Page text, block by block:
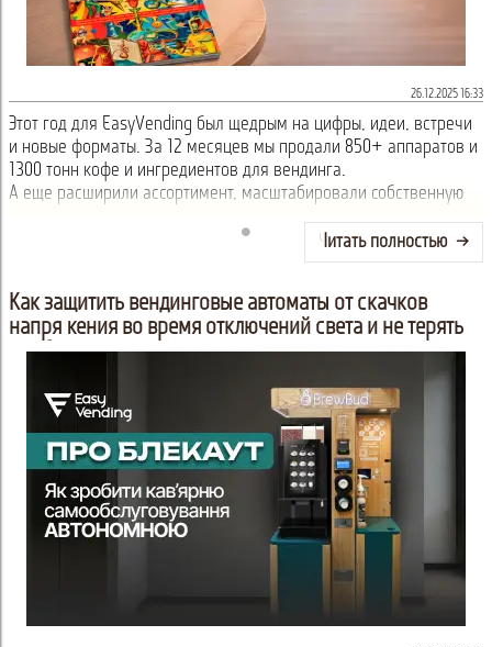
26.12.2025 16:33
Этот год для EasyVending был щедрым на цифры, идеи, встречи
и новые форматы. За 12 месяцев мы продали 850+ аппаратов и
1300 тонн кофе и ингредиентов для вендинга.
А еще расширили ассортимент, масштабировали собственную
Читать полностью
Как защитить вендинговые автоматы от скачков
напряжения во время отключений света и не терять
прибыль